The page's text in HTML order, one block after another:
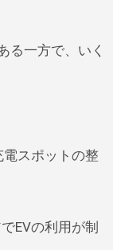
る一方で、いく
電スポットの整
EVの利用が制